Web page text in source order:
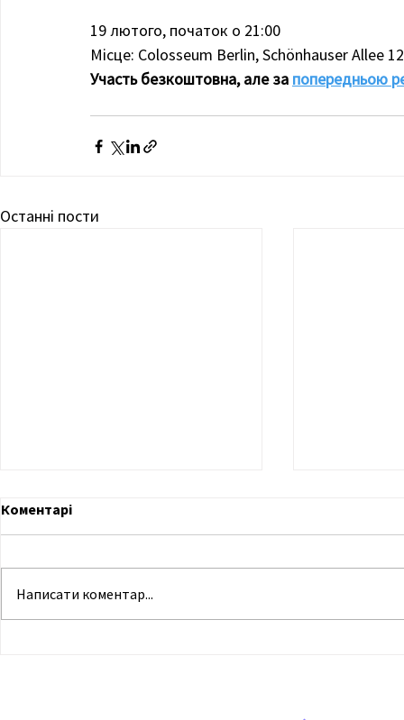
19 лютого, початок о 21:00
Місце: Colosseum Berlin, Schönhauser Allee
Участь безкоштовна, але за попередньою
Останні пости
Коментарі
Написати коментар...